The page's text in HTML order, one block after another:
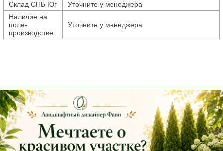
Склад СПБ Юг
Уточните у менеджера
Наличие на
поле-
производстве
Уточните у менеджера